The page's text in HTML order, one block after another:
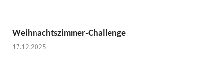
Weihnachtszimmer-Challenge
17.12.2025